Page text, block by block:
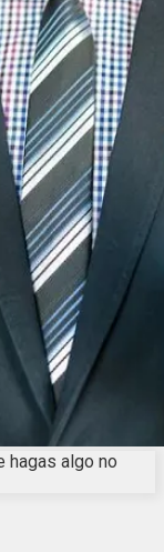
hagas algo no